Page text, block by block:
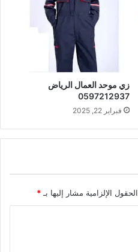
زي موحد العمال الرياض
0597212937
فبراير 22, 2025
الحقول الإلزامية مشار إليها بـ *